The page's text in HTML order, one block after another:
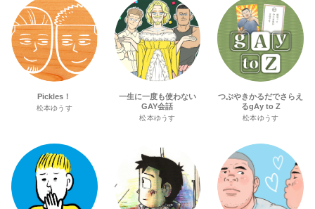
Pickles！
松本ゆうす
一生に一度も使わない
GAY会話
松本ゆうす
つぶやきかるだでさらえ
るgAy to Z
松本ゆうす